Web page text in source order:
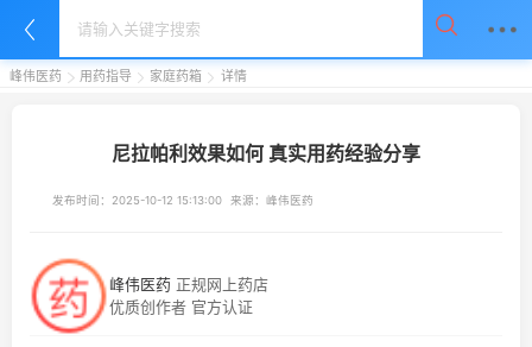
峰伟医药 用药指导 家庭药箱 详情
尼拉帕利效果如何 真实用药经验分享
发布时间： 2025-10-12 15:13:00 来源： 峰伟医药
峰伟医药 正规网上药店
优质创作者 官方认证